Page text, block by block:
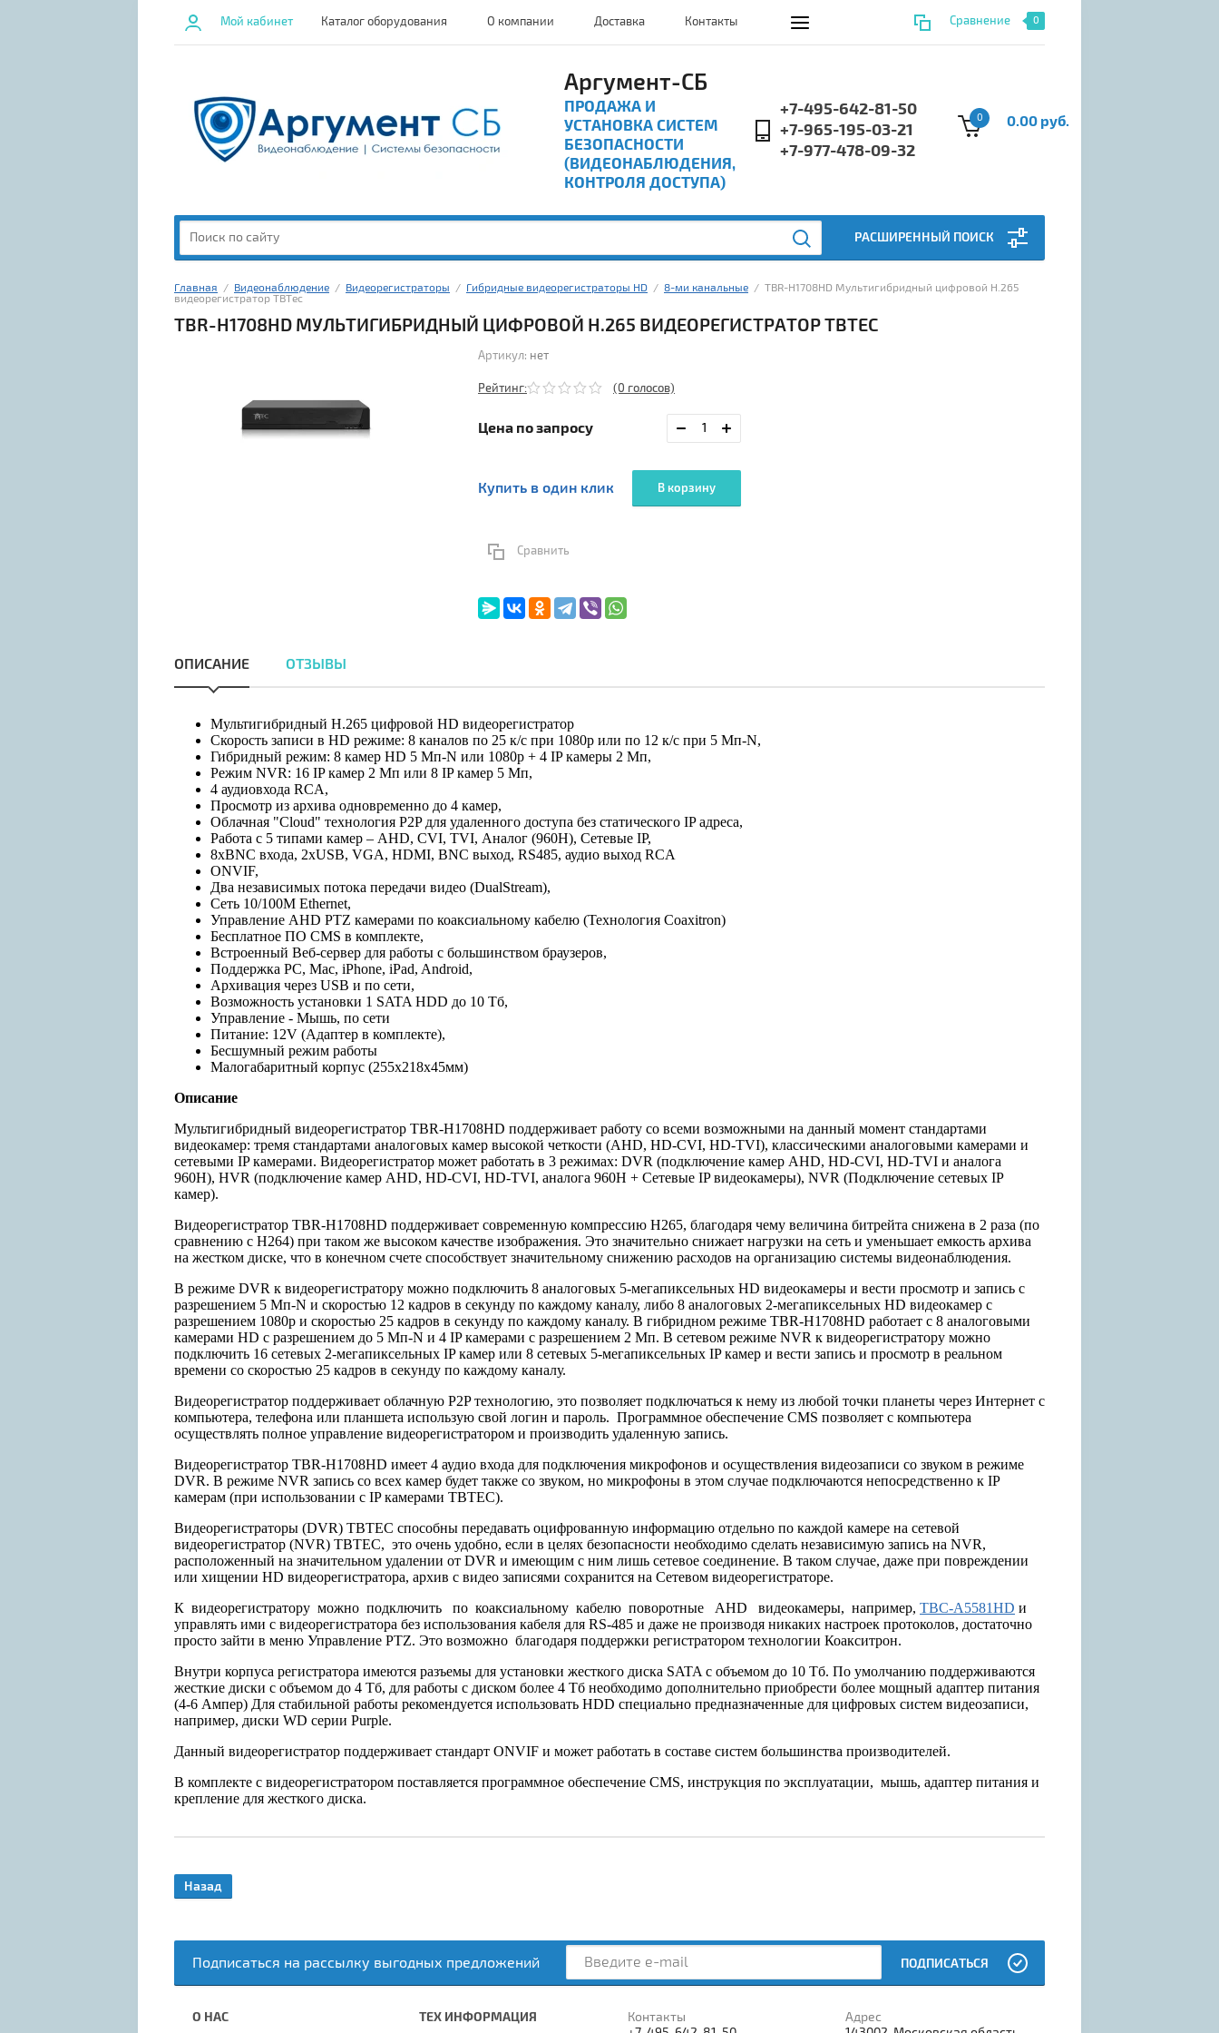
Мой кабинет Каталог оборудования О компании Доставка Контакты Сравнение 0
Аргумент-СБ
ПРОДАЖА И
УСТАНОВКА СИСТЕМ
БЕЗОПАСНОСТИ
(ВИДЕОНАБЛЮДЕНИЯ,
КОНТРОЛЯ ДОСТУПА)
+7-495-642-81-50
+7-965-195-03-21
+7-977-478-09-32
0 0.00 руб.
РАСШИРЕННЫЙ ПОИСК
Главная
  /
Видеонаблюдение
  /
Видеорегистраторы
  /
Гибридные видеорегистраторы HD
  /
8-ми канальные
  /  TBR-H1708HD Мультигибридный цифровой H.265
видеорегистратор TBTec
TBR-H1708HD МУЛЬТИГИБРИДНЫЙ ЦИФРОВОЙ H.265 ВИДЕОРЕГИСТРАТОР TBTEC
Артикул: нет
Рейтинг: (0 голосов)
Цена по запросу
Купить в один клик В корзину
Сравнить
ОПИСАНИЕ ОТЗЫВЫ
Мультигибридный H.265 цифровой HD видеорегистратор
Скорость записи в HD режиме: 8 каналов по 25 к/с при 1080p или по 12 к/с при 5 Мп-N,
Гибридный режим: 8 камер HD 5 Мп-N или 1080p + 4 IP камеры 2 Мп,
Режим NVR: 16 IP камер 2 Мп или 8 IP камер 5 Мп,
4 аудиовхода RCA,
Просмотр из архива одновременно до 4 камер,
Облачная "Cloud" технология P2P для удаленного доступа без статического IP адреса,
Работа с 5 типами камер – АHD, CVI, TVI, Аналог (960H), Сетевые IP,
8xBNC входа, 2xUSB, VGA, HDMI, BNC выход, RS485, аудио выход RCA
ONVIF,
Два независимых потока передачи видео (DualStream),
Сеть 10/100М Ethernet,
Управление AHD PTZ камерами по коаксиальному кабелю (Технология Coaxitron)
Бесплатное ПО CMS в комплекте,
Встроенный Веб-сервер для работы с большинством браузеров,
Поддержка PC, Mac, iPhone, iPad, Android,
Архивация через USB и по сети,
Возможность установки 1 SATA HDD до 10 Тб,
Управление - Мышь, по сети
Питание: 12V (Адаптер в комплекте),
Бесшумный режим работы
Малогабаритный корпус (255х218х45мм)
Описание
Мультигибридный видеорегистратор TBR-H1708HD поддерживает работу со всеми возможными на данный момент стандартами
видеокамер: тремя стандартами аналоговых камер высокой четкости (AHD, HD-CVI, HD-TVI), классическими аналоговыми камерами и
сетевыми IP камерами. Видеорегистратор может работать в 3 режимах: DVR (подключение камер AHD, HD-CVI, HD-TVI и аналога
960H), HVR (подключение камер AHD, HD-CVI, HD-TVI, аналога 960H + Сетевые IP видеокамеры), NVR (Подключение сетевых IP
камер).
Видеорегистратор TBR-H1708HD поддерживает современную компрессию H265, благодаря чему величина битрейта снижена в 2 раза (по
сравнению с H264) при таком же высоком качестве изображения. Это значительно снижает нагрузки на сеть и уменьшает емкость архива
на жестком диске, что в конечном счете способствует значительному снижению расходов на организацию системы видеонаблюдения.
В режиме DVR к видеорегистратору можно подключить 8 аналоговых 5-мегапиксельных HD видеокамеры и вести просмотр и запись с
разрешением 5 Мп-N и скоростью 12 кадров в секунду по каждому каналу, либо 8 аналоговых 2-мегапиксельных HD видеокамер с
разрешением 1080p и скоростью 25 кадров в секунду по каждому каналу. В гибридном режиме TBR-H1708HD работает с 8 аналоговыми
камерами HD с разрешением до 5 Мп-N и 4 IP камерами с разрешением 2 Мп. В сетевом режиме NVR к видеорегистратору можно
подключить 16 сетевых 2-мегапиксельных IP камер или 8 сетевых 5-мегапиксельных IP камер и вести запись и просмотр в реальном
времени со скоростью 25 кадров в секунду по каждому каналу.
Видеорегистратор поддерживает облачную P2P технологию, это позволяет подключаться к нему из любой точки планеты через Интернет с
компьютера, телефона или планшета использую свой логин и пароль. Программное обеспечение CMS позволяет с компьютера
осуществлять полное управление видеорегистратором и производить удаленную запись.
Видеорегистратор TBR-H1708HD имеет 4 аудио входа для подключения микрофонов и осуществления видеозаписи со звуком в режиме
DVR. В режиме NVR запись со всех камер будет также со звуком, но микрофоны в этом случае подключаются непосредственно к IP
камерам (при использовании с IP камерами TBTEC).
Видеорегистраторы (DVR) TBTEC способны передавать оцифрованную информацию отдельно по каждой камере на сетевой
видеорегистратор (NVR) TBTEC, это очень удобно, если в целях безопасности необходимо сделать независимую запись на NVR,
расположенный на значительном удалении от DVR и имеющим с ним лишь сетевое соединение. В таком случае, даже при повреждении
или хищении HD видеорегистратора, архив с видео записями сохранится на Сетевом видеорегистраторе.
К видеорегистратору можно подключить по коаксиальному кабелю поворотные AHD видеокамеры, например, TBC-A5581HD и
управлять ими с видеорегистратора без использования кабеля для RS-485 и даже не производя никаких настроек протоколов, достаточно
просто зайти в меню Управление PTZ. Это возможно благодаря поддержки регистратором технологии Коакситрон.
Внутри корпуса регистратора имеются разъемы для установки жесткого диска SATA с объемом до 10 Тб. По умолчанию поддерживаются
жесткие диски с объемом до 4 Тб, для работы с диском более 4 Тб необходимо дополнительно приобрести более мощный адаптер питания
(4-6 Ампер) Для стабильной работы рекомендуется использовать HDD специально предназначенные для цифровых систем видеозаписи,
например, диски WD серии Purple.
Данный видеорегистратор поддерживает стандарт ONVIF и может работать в составе систем большинства производителей.
В комплекте с видеорегистратором поставляется программное обеспечение CMS, инструкция по эксплуатации, мышь, адаптер питания и
крепление для жесткого диска.
Назад
Подписаться на рассылку выгодных предложений ПОДПИСАТЬСЯ
О НАС ТЕХ ИНФОРМАЦИЯ
Контакты
Адрес